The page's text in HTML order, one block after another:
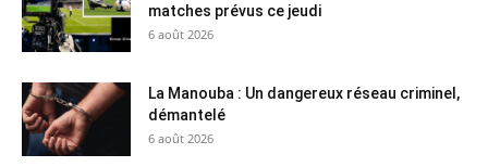
matches prévus ce jeudi
6 août 2026
La Manouba : Un dangereux réseau criminel,
démantelé
6 août 2026